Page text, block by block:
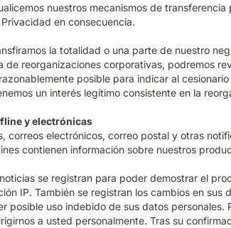
nuestros mecanismos de
en consecuencia.
la totalidad o una parte de nuestro
de reorganizaciones corporativas, podremos
posible para indicar al
un interés legítimo consistente en la
y electrónicas
correos electrónicos, correo postal y otras
contienen información sobre nuestros
se registran para poder demostrar el
IP. También se registran los cambios en
posible uso indebido de sus datos
a usted personalmente. Tras su